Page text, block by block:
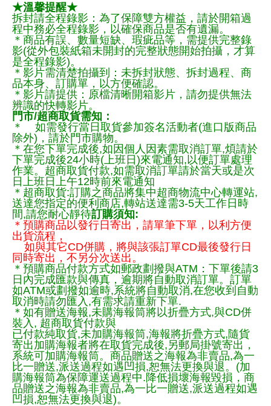
★溫馨提醒★
拆封請全程錄影：為了保障雙方權益，請於開箱過
程中務必全程錄影，以確保商品是否有遺漏。
＊商品有誤、數量短缺、瑕疵品等，需提供完整錄
影(從外包裝紙箱未開封的完整狀態開始拍攝，才算
是全程錄影)。
＊影片需清楚拍攝到：未拆封狀態、拆封過程、商
品本身、訂購單，以方便確認。
＊影片請提供：原檔清晰開箱影片，請勿提供無法
辨識的快轉影片。
門市/超商取貨需知：
＊ 如需發行當日取貨參加簽名活動者(進口版商品
除外)，請於門市購物。
＊在您下單完成後,如因個人因素需取消訂單,煩請於
下單完成後24小時(上班日)來電通知,以便訂單處理
作業。超商取貨付款,如需取消訂單請於當天或是次
日上班日上午12時前來電通知
＊超商取貨:訂購之商品將集中超商物流中心轉運站,
送達您指定的便利商店,轉站送達需3-5天工作日時
間,請您耐心靜待訂購須知:
＊預購商品以發行日寄出，請單筆下單，以利方便
出貨流程，
如與其它CD併購，將與該張訂單CD最後發行日
同時寄出，不另分次送出。
＊預購商品付款方式如郵政劃撥與ATM：下單後請3
日內完成匯款與傳真，逾期將自動取消訂單。訂單
如ATM或劃撥如逾時,系統將自動取消,在您收到自動
取消時請勿匯入,有需求請重新下單.
＊如有贈送海報,未購海報筒將以折疊方式,與CD併
裝入, 超商取貨付款與
已付款純取貨,未加購海報筒,海報將折疊方式,隨貨
寄出加購海報者將在取貨完成後,另郵局掛號寄出，
系統可加購海報筒。商品贈送之海報為非賣品,為一
比一贈送,派送過程如遇凹損,恕無法更換與退。(加
購海報筒為保障運送過程中.降低損壞海報毀損，商
品贈送之海報為非賣品,為一比一贈送,派送過程如遇
凹損,恕無法更換與退)。